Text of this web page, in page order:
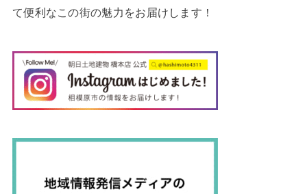
て便利なこの街の魅力をお届けします！